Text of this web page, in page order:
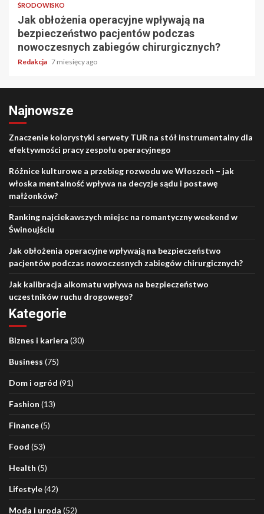
ŚRODOWISKO
Jak obłożenia operacyjne wpływają na
bezpieczeństwo pacjentów podczas
nowoczesnych zabiegów chirurgicznych?
Redakcja 7 miesięcy ago
Najnowsze
Znaczenie kolorystyki serwety TUR na stół instrumentalny dla
efektywności pracy zespołu operacyjnego
Różnice kulturowe a przebieg rozwodu we Włoszech – jak
włoska mentalność wpływa na decyzje sądu i postawę
małżonków?
Ranking najciekawszych miejsc na romantyczny weekend w
Świnoujściu
Jak obłożenia operacyjne wpływają na bezpieczeństwo
pacjentów podczas nowoczesnych zabiegów chirurgicznych?
Jak kalibracja alkomatu wpływa na bezpieczeństwo
uczestników ruchu drogowego?
Kategorie
Biznes i kariera (30)
Business (75)
Dom i ogród (91)
Fashion (13)
Finance(5)
Food (53)
Health (5)
Lifestyle(42)
Moda i uroda (52)